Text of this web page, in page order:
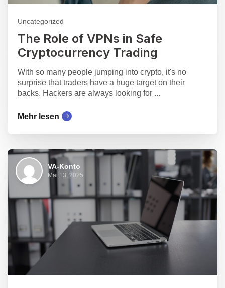
Uncategorized
The Role of VPNs in Safe
Cryptocurrency Trading
With so many people jumping into crypto, it's no
surprise that traders have a huge target on their
backs. Hackers are always looking for ...
Mehr lesen
VA-Konto
Mai 13, 2025